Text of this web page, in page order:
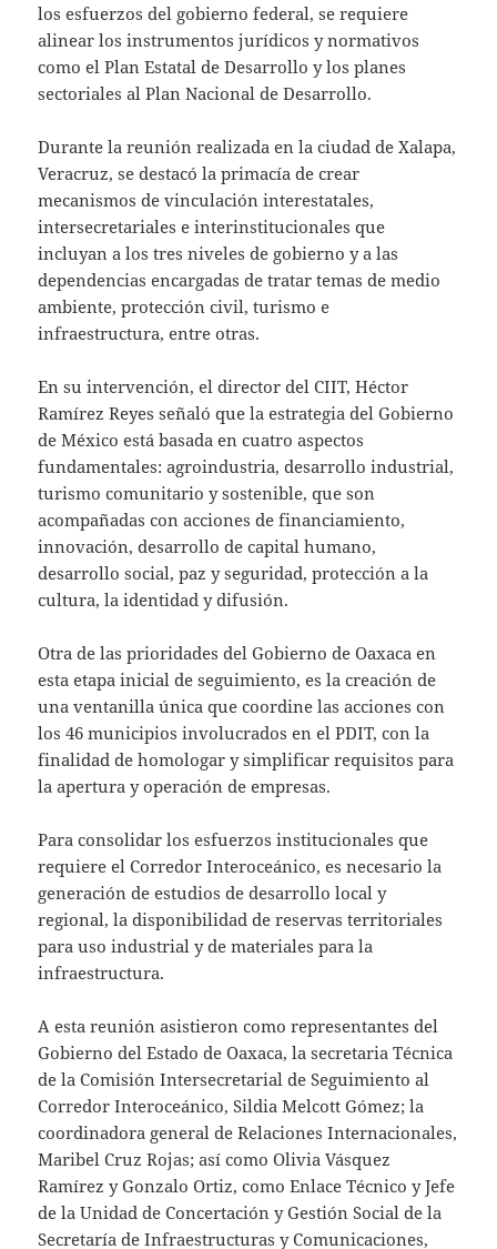
los esfuerzos del gobierno federal, se requiere
alinear los instrumentos jurídicos y normativos
como el Plan Estatal de Desarrollo y los planes
sectoriales al Plan Nacional de Desarrollo.
Durante la reunión realizada en la ciudad de Xalapa,
Veracruz, se destacó la primacía de crear
mecanismos de vinculación interestatales,
intersecretariales e interinstitucionales que
incluyan a los tres niveles de gobierno y a las
dependencias encargadas de tratar temas de medio
ambiente, protección civil, turismo e
infraestructura, entre otras.
En su intervención, el director del CIIT, Héctor
Ramírez Reyes señaló que la estrategia del Gobierno
de México está basada en cuatro aspectos
fundamentales: agroindustria, desarrollo industrial,
turismo comunitario y sostenible, que son
acompañadas con acciones de financiamiento,
innovación, desarrollo de capital humano,
desarrollo social, paz y seguridad, protección a la
cultura, la identidad y difusión.
Otra de las prioridades del Gobierno de Oaxaca en
esta etapa inicial de seguimiento, es la creación de
una ventanilla única que coordine las acciones con
los 46 municipios involucrados en el PDIT, con la
finalidad de homologar y simplificar requisitos para
la apertura y operación de empresas.
Para consolidar los esfuerzos institucionales que
requiere el Corredor Interoceánico, es necesario la
generación de estudios de desarrollo local y
regional, la disponibilidad de reservas territoriales
para uso industrial y de materiales para la
infraestructura.
A esta reunión asistieron como representantes del
Gobierno del Estado de Oaxaca, la secretaria Técnica
de la Comisión Intersecretarial de Seguimiento al
Corredor Interoceánico, Sildia Melcott Gómez; la
coordinadora general de Relaciones Internacionales,
Maribel Cruz Rojas; así como Olivia Vásquez
Ramírez y Gonzalo Ortiz, como Enlace Técnico y Jefe
de la Unidad de Concertación y Gestión Social de la
Secretaría de Infraestructuras y Comunicaciones,